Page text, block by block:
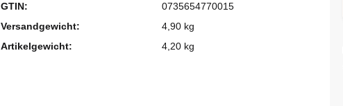
GTIN:
0735654770015
Versandgewicht:
4,90 kg
Artikelgewicht:
4,20 kg